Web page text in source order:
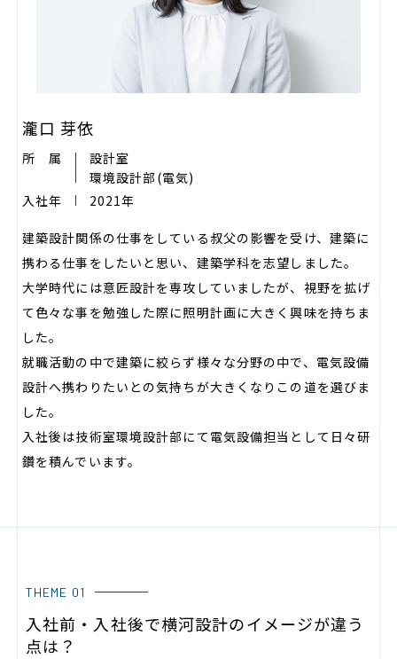
瀧口 芽依
所 属
設計室
環境設計部 (電気)
入社年
2021年
建築設計関係の仕事をしている叔父の影響を受け、建築に
携わる仕事をしたいと思い、建築学科を志望しました。
大学時代には意匠設計を専攻していましたが、視野を拡げ
て色々な事を勉強した際に照明計画に大きく興味を持ちま
した。
就職活動の中で建築に絞らず様々な分野の中で、電気設備
設計へ携わりたいとの気持ちが大きくなりこの道を選びま
した。
入社後は技術室環境設計部にて電気設備担当として日々研
鑽を積んでいます。
THEME 01
入社前・入社後で横河設計のイメージが違う
点は？